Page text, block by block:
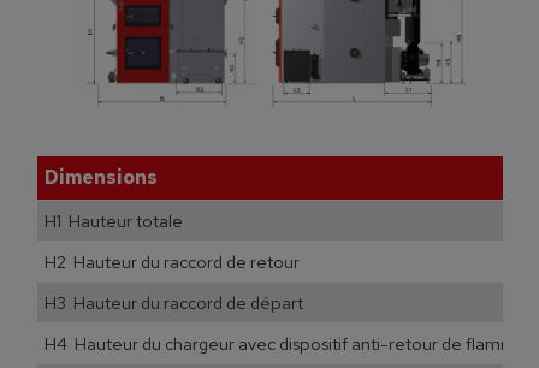
Dimensions
H1 Hauteur totale
H2 Hauteur du raccord de retour
H3 Hauteur du raccord de départ
H4 Hauteur du chargeur avec dispositif anti-retour de flamme